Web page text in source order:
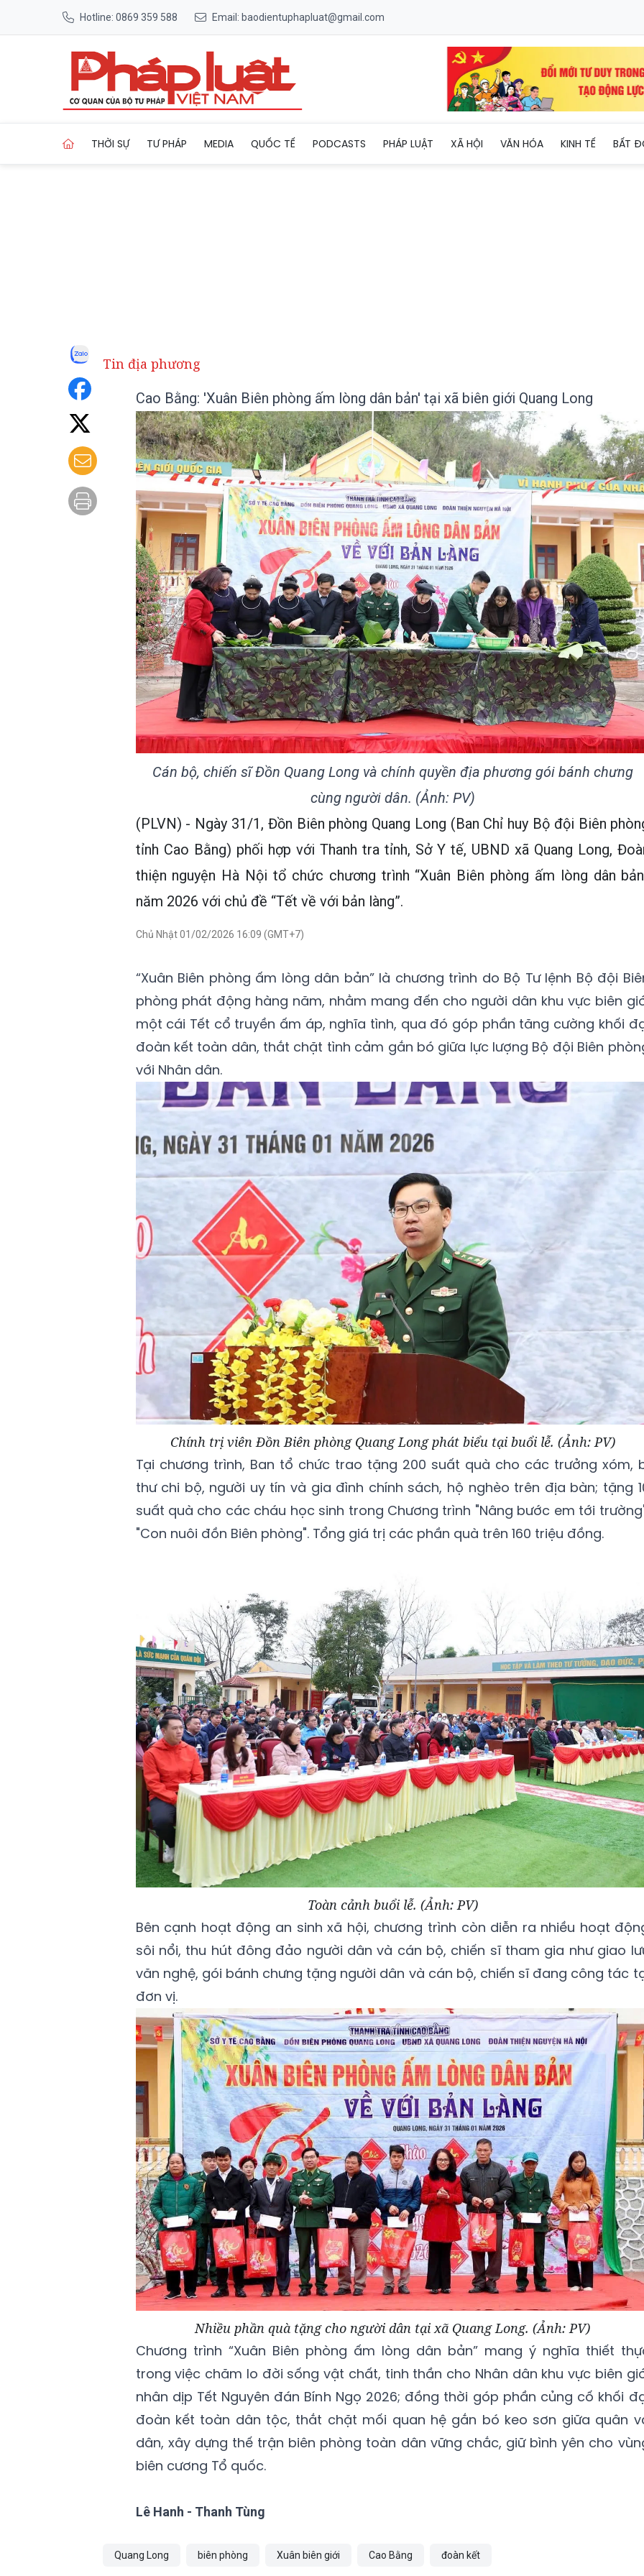
Hotline: 0869 359 588 Email: baodientuphapluat@gmail.com
THỜI SỰ TƯ PHÁP MEDIA QUỐC TẾ PODCASTS PHÁP LUẬT XÃ HỘI VĂN HÓA KINH TẾ BẤT
Tin địa phương
Cao Bằng: 'Xuân Biên phòng ấm lòng dân bản' tại xã biên giới Quang Long
Cán bộ, chiến sĩ Đồn Quang Long và chính quyền địa phương gói bánh chưng
cùng người dân. (Ảnh: PV)
(PLVN) - Ngày 31/1, Đồn Biên phòng Quang Long (Ban Chỉ huy Bộ đội Biên
tỉnh Cao Bằng) phối hợp với Thanh tra tỉnh, Sở Y tế, UBND xã Quang Long,
thiện nguyện Hà Nội tổ chức chương trình “Xuân Biên phòng ấm lòng dân
năm 2026 với chủ đề “Tết về với bản làng”.
Chủ Nhật 01/02/2026 16:09 (GMT+7)
“Xuân Biên phòng ấm lòng dân bản” là chương trình do Bộ Tư lệnh Bộ đội
phòng phát động hàng năm, nhằm mang đến cho người dân khu vực biên
một cái Tết cổ truyền ấm áp, nghĩa tình, qua đó góp phần tăng cường khối
đoàn kết toàn dân, thắt chặt tình cảm gắn bó giữa lực lượng Bộ đội Biên
với Nhân dân.
Chính trị viên Đồn Biên phòng Quang Long phát biểu tại buổi lễ. (Ảnh: PV)
Tại chương trình, Ban tổ chức trao tặng 200 suất quà cho các trưởng xóm,
thư chi bộ, người uy tín và gia đình chính sách, hộ nghèo trên địa bàn; tặng
suất quà cho các cháu học sinh trong Chương trình "Nâng bước em tới
"Con nuôi đồn Biên phòng". Tổng giá trị các phần quà trên 160 triệu đồng.
Toàn cảnh buổi lễ. (Ảnh: PV)
Bên cạnh hoạt động an sinh xã hội, chương trình còn diễn ra nhiều hoạt
sôi nổi, thu hút đông đảo người dân và cán bộ, chiến sĩ tham gia như giao
văn nghệ, gói bánh chưng tặng người dân và cán bộ, chiến sĩ đang công tác
đơn vị.
Nhiều phần quà tặng cho người dân tại xã Quang Long. (Ảnh: PV)
Chương trình “Xuân Biên phòng ấm lòng dân bản” mang ý nghĩa thiết
trong việc chăm lo đời sống vật chất, tinh thần cho Nhân dân khu vực biên
nhân dịp Tết Nguyên đán Bính Ngọ 2026; đồng thời góp phần củng cố khối
đoàn kết toàn dân tộc, thắt chặt mối quan hệ gắn bó keo sơn giữa quân
dân, xây dựng thế trận biên phòng toàn dân vững chắc, giữ bình yên cho
biên cương Tổ quốc.
Lê Hanh - Thanh Tùng
Quang Long biên phòng Xuân biên giới Cao Bằng đoàn kết